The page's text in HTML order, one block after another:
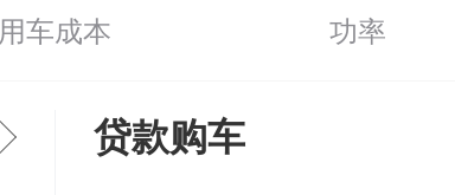
用车成本 功率
贷款购车